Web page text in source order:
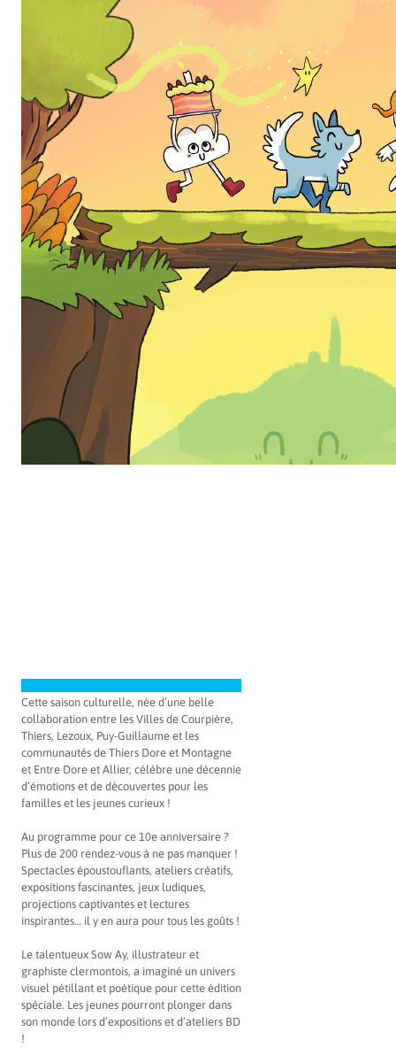
Cette saison culturelle, née d’une belle
collaboration entre les Villes de Courpière,
Thiers, Lezoux, Puy-Guillaume et les
communautés de Thiers Dore et Montagne
et Entre Dore et Allier, célèbre une décennie
d’émotions et de découvertes pour les
familles et les jeunes curieux !
Au programme pour ce 10e anniversaire ?
Plus de 200 rendez-vous à ne pas manquer !
Spectacles époustouflants, ateliers créatifs,
expositions fascinantes, jeux ludiques,
projections captivantes et lectures
inspirantes… il y en aura pour tous les goûts !
Le talentueux Sow Ay, illustrateur et
graphiste clermontois, a imaginé un univers
visuel pétillant et poétique pour cette édition
spéciale. Les jeunes pourront plonger dans
son monde lors d’expositions et d’ateliers BD
!